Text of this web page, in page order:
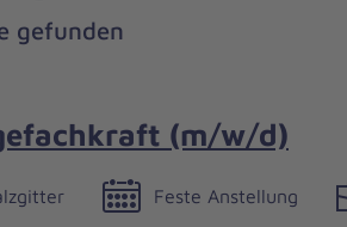
gefunden
(m/w/d)
Feste Anstellung